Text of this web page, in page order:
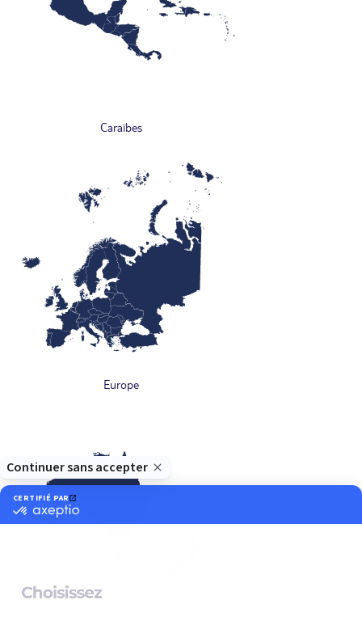
Caraïbes
Europe